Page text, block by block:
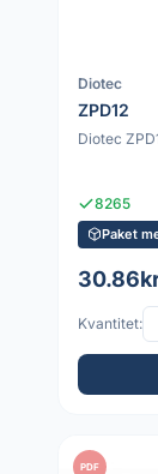
Diotec
ZPD12
Diotec
8265
Paket
Kvantitet:
PDF